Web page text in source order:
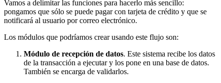
Vamos a delimitar las funciones para hacerlo más sencillo:
pongamos que sólo se puede pagar con tarjeta de crédito y que se
notificará al usuario por correo electrónico.
Los módulos que podríamos crear usando este flujo son:
Módulo de recepción de datos. Este sistema recibe los datos
de la transacción a ejecutar y los pone en una base de datos.
También se encarga de validarlos.